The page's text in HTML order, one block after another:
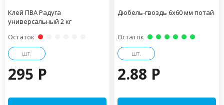
Клей ПВА Радуга
универсальный 2 кг
Остаток
шт.
295 P
Дюбель-гвоздь 6х60 мм потай
Остаток
шт.
2.88 P